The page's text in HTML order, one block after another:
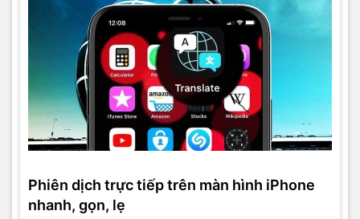
Phiên dịch trực tiếp trên màn hình iPhone
nhanh, gọn, lẹ